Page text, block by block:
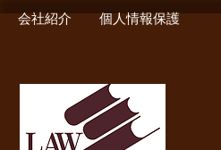
会社紹介 個人情報保護